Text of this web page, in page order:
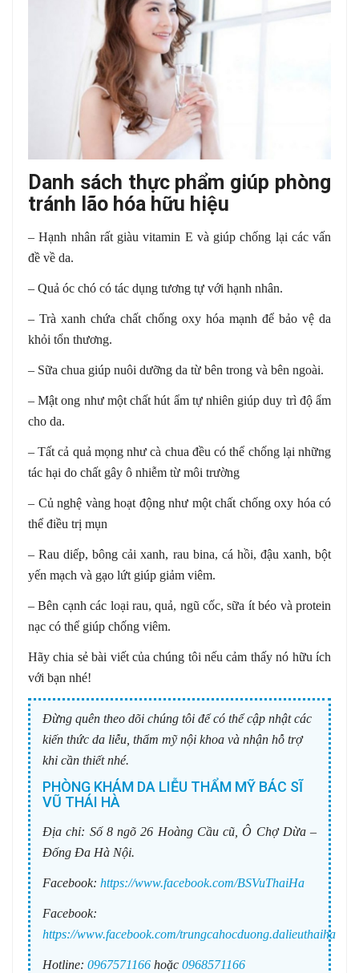
Danh sách thực phẩm giúp phòng
tránh lão hóa hữu hiệu
– Hạnh nhân rất giàu vitamin E và giúp chống lại các vấn
đề về da.
– Quả óc chó có tác dụng tương tự với hạnh nhân.
– Trà xanh chứa chất chống oxy hóa mạnh để bảo vệ da
khỏi tổn thương.
– Sữa chua giúp nuôi dưỡng da từ bên trong và bên ngoài.
– Mật ong như một chất hút ẩm tự nhiên giúp duy trì độ ẩm
cho da.
– Tất cả quả mọng như cà chua đều có thể chống lại những
tác hại do chất gây ô nhiễm từ môi trường
– Củ nghệ vàng hoạt động như một chất chống oxy hóa có
thể điều trị mụn
– Rau diếp, bông cải xanh, rau bina, cá hồi, đậu xanh, bột
yến mạch và gạo lứt giúp giảm viêm.
– Bên cạnh các loại rau, quả, ngũ cốc, sữa ít béo và protein
nạc có thể giúp chống viêm.
Hãy chia sẻ bài viết của chúng tôi nếu cảm thấy nó hữu ích
với bạn nhé!
Đừng quên theo dõi chúng tôi để có thể cập nhật các
kiến thức da liễu, thẩm mỹ nội khoa và nhận hỗ trợ
khi cần thiết nhé.
PHÒNG KHÁM DA LIỄU THẨM MỸ BÁC SĨ
VŨ THÁI HÀ
Địa chỉ: Số 8 ngõ 26 Hoàng Cầu cũ, Ô Chợ Dừa –
Đống Đa Hà Nội.
Facebook: https://www.facebook.com/BSVuThaiHa
Facebook:
https://www.facebook.com/trungcahocduong.dalieuthaiha
Hotline: 0967571166 hoặc 0968571166